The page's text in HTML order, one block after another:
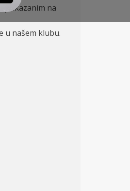
prikazanim na
u našem klubu.